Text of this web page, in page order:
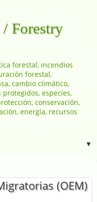
Forestry
forestal, incendios
forestal,
cambio climático,
especies,
conservación,
energía, recursos
▼
(OEM)